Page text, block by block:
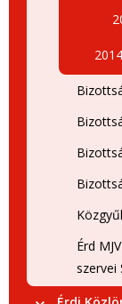
Érd
szervei